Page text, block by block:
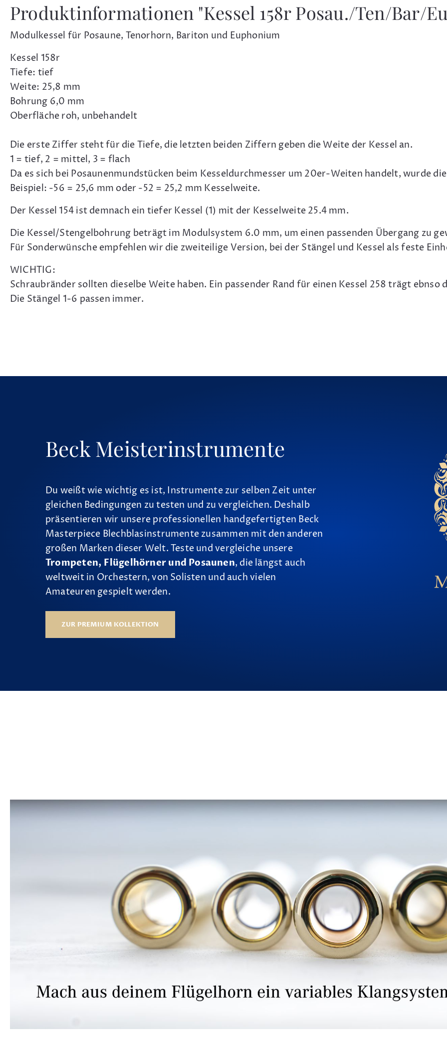
Produktinformationen "Kessel 158r Posau./Ten/Bar/
Modulkessel für Posaune, Tenorhorn, Bariton und Euphonium
Kessel 158r
Tiefe: tief
Weite: 25,8 mm
Bohrung 6,0 mm
Oberfläche roh, unbehandelt
Die erste Ziffer steht für die Tiefe, die letzten beiden Ziffern geben die Weite der Kessel an.
1 = tief, 2 = mittel, 3 = flach
Da es sich bei Posaunenmundstücken beim Kesseldurchmesser um 20er-Weiten handelt, wurde
Beispiel: -56 = 25,6 mm oder -52 = 25,2 mm Kesselweite.
Der Kessel 154 ist demnach ein tiefer Kessel (1) mit der Kesselweite 25.4 mm.
Die Kessel/Stengelbohrung beträgt im Modulsystem 6.0 mm, um einen passenden Übergang zu
Für Sonderwünsche empfehlen wir die zweiteilige Version, bei der Stängel und Kessel als feste
WICHTIG:
Schraubränder sollten dieselbe Weite haben. Ein passender Rand für einen Kessel 258 trägt ebnso
Die Stängel 1-6 passen immer.
Beck Meisterinstrumente
Du weißt wie wichtig es ist, Instrumente zur selben Zeit unter
gleichen Bedingungen zu testen und zu vergleichen. Deshalb
präsentieren wir unsere professionellen handgefertigten Beck
Masterpiece Blechblasinstrumente zusammen mit den anderen
großen Marken dieser Welt. Teste und vergleiche unsere
Trompeten, Flügelhörner und Posaunen, die längst auch
weltweit in Orchestern, von Solisten und auch vielen
Amateuren gespielt werden.
ZUR PREMIUM KOLLEKTION